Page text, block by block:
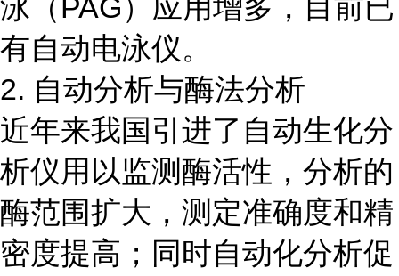
泳（PAG）应用增多，目前已
有自动电泳仪。
2. 自动分析与酶法分析
近年来我国引进了自动生化分
析仪用以监测酶活性，分析的
酶范围扩大，测定准确度和精
密度提高；同时自动化分析促